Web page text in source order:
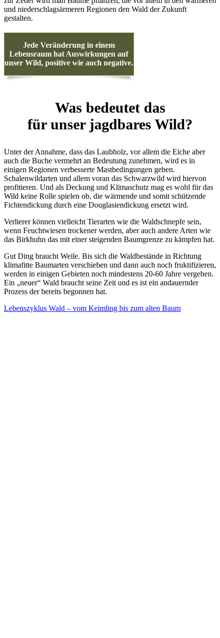
und niederschlagsärmeren Regionen den Wald der Zukunft
gestalten.
Jede Veränderung in einem
Lebensraum hat Auswirkungen auf
unser Wild, positive wie auch negative.
Was bedeutet das
für unser jagdbares Wild?
Unter der Annahme, dass das Laubholz, vor allem die Eiche aber
auch die Buche vermehrt an Bedeutung zunehmen, wird es in
einigen Regionen verbesserte Mastbedingungen geben.
Schalenwildarten und allem voran das Schwarzwild wird hiervon
profitieren. Und als Deckung und Klimaschutz mag es wohl für das
Wild keine Rolle spielen ob, die wärmende und somit schützende
Fichtendickung durch eine Douglasiendickung ersetzt wird.
Verlierer können vielleicht Tierarten wie die Waldschnepfe sein,
wenn Feuchtwiesen trockener werden, aber auch andere Arten wie
das Birkhuhn das mit einer steigenden Baumgrenze zu kämpfen hat.
Gut Ding braucht Weile. Bis sich die Waldbestände in Richtung
klimafitte Baumarten verschieben und dann auch noch fruktifizieren,
werden in einigen Gebieten noch mindestens 20-60 Jahre vergehen.
Ein „neuer“ Wald braucht seine Zeit und es ist ein andauernder
Prozess der bereits begonnen hat.
Lebenszyklus Wald – vom Keimling bis zum alten Baum